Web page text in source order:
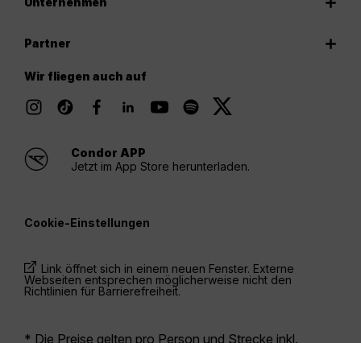
Partner
Wir fliegen auch auf
Condor APP
Jetzt im App Store herunterladen.
Cookie-Einstellungen
Link öffnet sich in einem neuen Fenster. Externe
Webseiten entsprechen möglicherweise nicht den
Richtlinien für Barrierefreiheit.
* Die Preise gelten pro Person und Strecke inkl.